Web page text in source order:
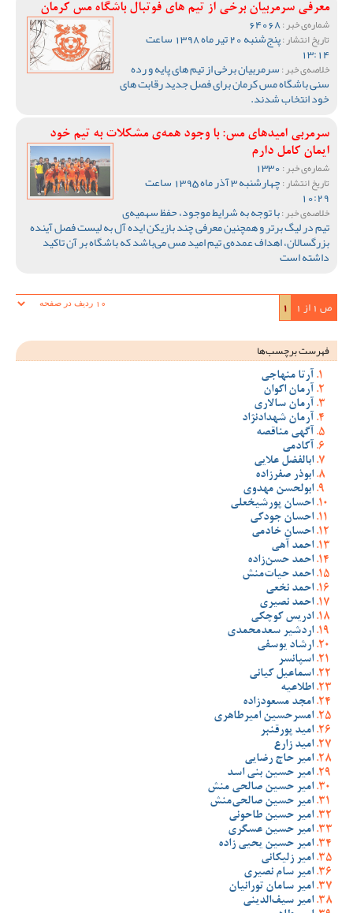
معرفی سرمربیان برخی از تیم های فوتبال باشگاه مس کرمان
شماره‌ی خبر :
تاریخ انتشار : پنج‌شنبه 20 تیر ماه 1398 ساعت
13:14
خلاصه‌ی خبر :سرمربیان برخی از تیم های پایه و رده
سنی باشگاه مس کرمان برای فصل جدید رقابت های
خود انتخاب شدند.
سرمربی امیدهای مس: با وجود همه‌ی مشکلات به تیم خود
ایمان کامل دارم
شماره‌ی خبر :
تاریخ انتشار : چهارشنبه 3 آذر ماه 1395 ساعت
10:29
خلاصه‌ی خبر :با توجه به شرایط موجود، حفظ سهمیه‌ی
تیم در لیگ برتر و همچنین معرفی چند بازیکن ایده آل به لیست فصل آینده
بزرگسالان، اهداف عمده‌ی تیم امید مس می‌باشد که باشگاه بر آن تاکید
داشته است
ص 1 از 1 1
فهرست برچسب‌ها
آرتا منهاجی
آرمان اکوان
آرمان سالاری
آرمان شهدادنژاد
آگهی مناقصه
آکادمی
ابالفضل علایی
ابوذر صفرزاده
ابولحسن مهدوی
احسان پورشیخعلی
احسان جودکی
احسان خادمی
احمد آهی
احمد حسن‌زاده
احمد حیات‌منش
احمد نخعی
احمد نصیری
ادریس کوچکی
اردشیر سعدمحمدی
ارشاد یوسفی
اسپانسر
اسماعیل کیانی
اطلاعیه
امجد مسعودزاده
امسرحسین امیرطاهری
امید پورقنبر
امید زارع
امیر حاج رضایی
امیر حسین بنی اسد
امیر حسین صالحی منش
امیر حسین صالحی‌منش
امیر حسین طاحونی
امیر حسین عسگری
امیر حسین یحیی زاده
امیر زلیکانی
امیر سام نصیری
امیر سامان تورانیان
امیر سیف‌الدینی